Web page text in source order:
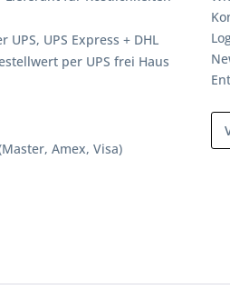
UPS, UPS Express + DHL
per UPS frei Haus
Amex, Visa)